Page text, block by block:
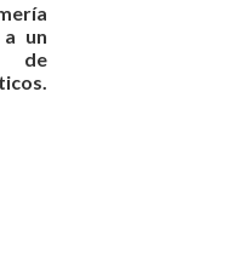
un
de